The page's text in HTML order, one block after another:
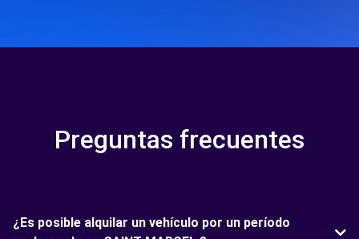
Preguntas frecuentes
¿Es posible alquilar un vehículo por un período